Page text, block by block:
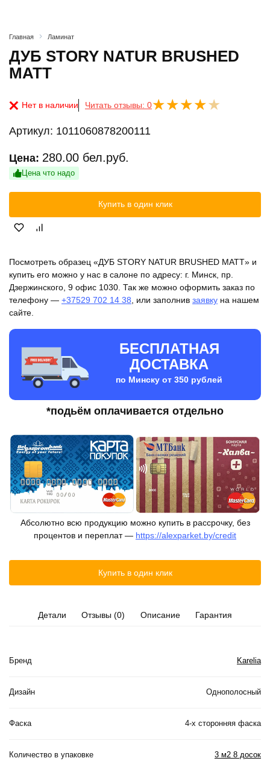
Главная Ламинат
ДУБ STORY NATUR BRUSHED
MATT
Нет в наличии Читать отзывы: 0
Артикул: 1011060878200111
Цена: 280.00 бел.руб.
Цена что надо
Купить в один клик
Посмотреть образец «ДУБ STORY NATUR BRUSHED MATT» и
купить его можно у нас в салоне по адресу: г. Минск, пр.
Дзержинского, 9 офис 1030. Так же можно оформить заказ по
телефону — +37529 702 14 38 , или заполнив заявку на нашем
сайте.
БЕСПЛАТНАЯ
ДОСТАВКА
по Минску от 350 рублей
*подьём оплачивается отдельно
Абсолютно всю продукцию можно купить в рассрочку, без
процентов и переплат — https://alexparket.by/credit
Купить в один клик
Детали Отзывы (0) Описание Гарантия
Бренд Karelia
Дизайн Однополосный
Фаска 4-х сторонняя фаска
Количество в упаковке 3 м2 8 досок